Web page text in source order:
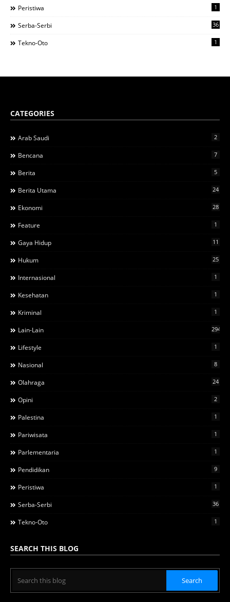
Peristiwa 1
Serba-Serbi 36
Tekno-Oto 1
CATEGORIES
Arab Saudi 2
Bencana 7
Berita 5
Berita Utama 24
Ekonomi 28
Feature 1
Gaya Hidup 11
Hukum 25
Internasional 1
Kesehatan 1
Kriminal 1
Lain-Lain 294
Lifestyle 1
Nasional 8
Olahraga 24
Opini 2
Palestina 1
Pariwisata 1
Parlementaria 1
Pendidikan 9
Peristiwa 1
Serba-Serbi 36
Tekno-Oto 1
SEARCH THIS BLOG